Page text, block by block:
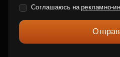
Соглашаюсь нарекламно-